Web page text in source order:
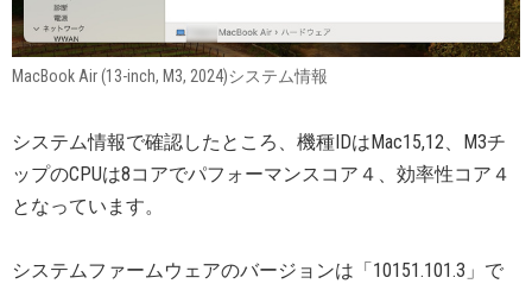
MacBook Air (13-inch, M3, 2024)システム情報
システム情報で確認したところ、機種IDはMac15,12、M3チ
ップのCPUは8コアでパフォーマンスコア４、効率性コア４
となっています。
システムファームウェアのバージョンは「10151.101.3」で